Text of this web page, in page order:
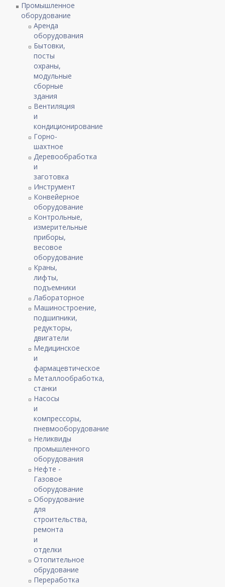
Промышленное
оборудование
Аренда
оборудования
Бытовки,
посты
охраны,
модульные
сборные
здания
Вентиляция
и
кондиционирование
Горно-
шахтное
Деревообработка
и
заготовка
Инструмент
Конвейерное
оборудование
Контрольные,
измерительные
приборы,
весовое
оборудование
Краны,
лифты,
подъемники
Лабораторное
Машиностроение,
подшипники,
редукторы,
двигатели
Медицинское
и
фармацевтическое
Металлообработка,
станки
Насосы
и
компрессоры,
пневмооборудование
Неликвиды
промышленного
оборудования
Нефте -
Газовое
оборудование
Оборудование
для
строительства,
ремонта
и
отделки
Отопительное
обрудование
Переработка